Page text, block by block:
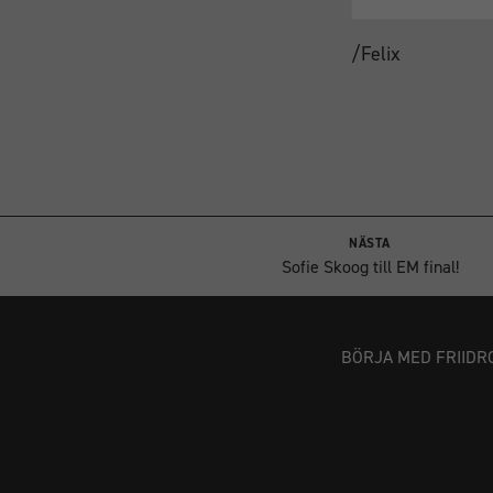
/Felix
NÄSTA
Sofie Skoog till EM final!
BÖRJA MED